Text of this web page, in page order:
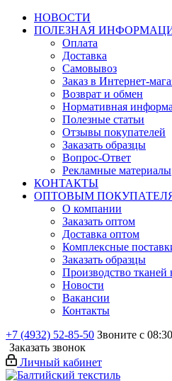
НОВОСТИ
ПОЛЕЗНАЯ
Оплата
Доставка
Самовывоз
Заказ в Интернет-
Возврат и обмен
Нормативная
Полезные статьи
Отзывы покупателей
Заказать образцы
Вопрос-Ответ
Рекламные материалы
КОНТАКТЫ
ОПТОВЫМ
О компании
Заказать оптом
Доставка оптом
Комплексные
Заказать образцы
Производство тканей
Новости
Вакансии
Контакты
+7 (4932) 52-85-50 Звоните с
Заказать звонок
Личный кабинет